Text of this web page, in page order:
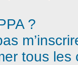
?
tous les